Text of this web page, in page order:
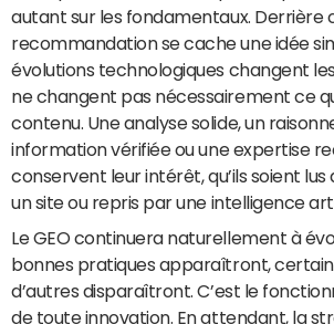
autant sur les fondamentaux. Derrière
recommandation se cache une idée
évolutions technologiques changent
ne changent pas nécessairement ce
contenu. Une analyse solide, un
information vérifiée ou une expertise
conservent leur intérêt, qu’ils soient
un site ou repris par une intelligence
Le GEO continuera naturellement à
bonnes pratiques apparaîtront,
d’autres disparaîtront. C’est le
de toute innovation. En attendant, la